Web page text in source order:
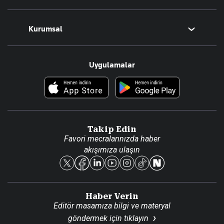
Teknoloji
Foto Haber
Kurumsal
Künye
Reklam Ver
Uygulamalar
Takip Edin
Favori mecralarınızda haber
akışımıza ulaşın
Haber Verin
Editör masamıza bilgi ve materyal
göndermek için tıklayın